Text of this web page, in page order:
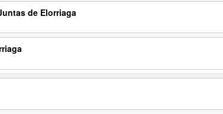
de Elorriaga